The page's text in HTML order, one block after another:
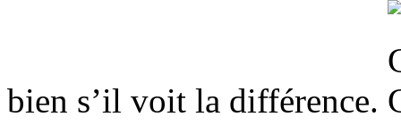
bien s’il voit la différence.